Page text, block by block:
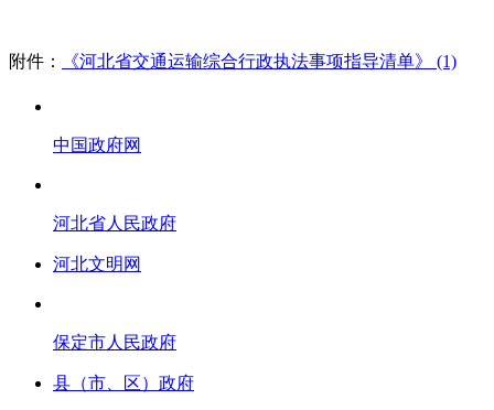
附件： 《河北省交通运输综合行政执法事项指导清单》 (1)
中国政府网
河北省人民政府
河北文明网
保定市人民政府
县（市、区）政府